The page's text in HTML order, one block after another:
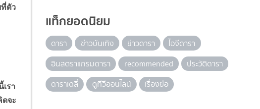
ที่ตัว
รา
ดจะ
แท็กยอดนิยม
ดารา ข่าวบันเทิง ข่าวดารา
ไอจีดารา
อินสตราแกรมดารา
recommended
ประวัติดารา
ดาราเดลี่
ดูทีวีออนไลน์ เรื่องย่อ